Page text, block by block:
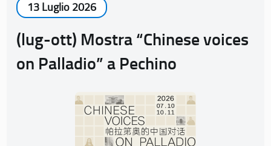
13 Luglio 2026
(lug-ott) Mostra “Chinese voices
on Palladio” a Pechino